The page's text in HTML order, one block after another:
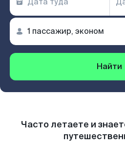
Найти
Часто летаете и